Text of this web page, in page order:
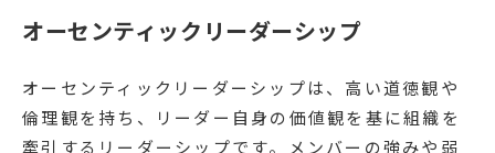
オーセンティックリーダーシップ
オーセンティックリーダーシップは、高い道徳観や
倫理観を持ち、リーダー自身の価値観を基に組織を
牽引するリーダーシップです。メンバーの強みや弱